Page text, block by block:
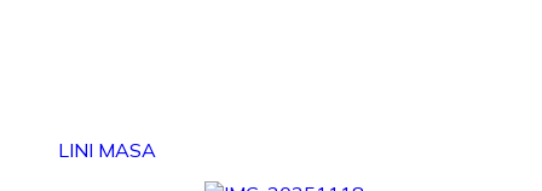
LINI MASA